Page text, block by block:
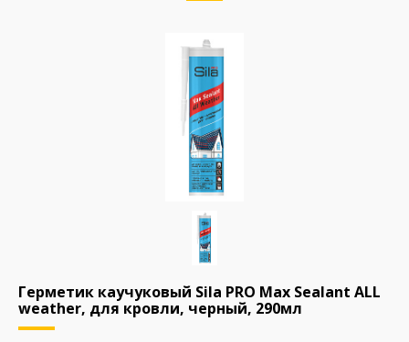
Герметик каучуковый Sila PRO Max Sealant ALL
weather, для кровли, черный, 290мл